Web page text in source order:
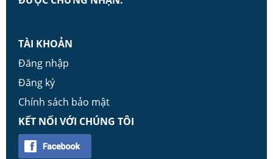
TÀI KHOẢN
Đăng nhập
Đăng ký
Chính sách bảo mật
KẾT NỐI VỚI CHÚNG TÔI